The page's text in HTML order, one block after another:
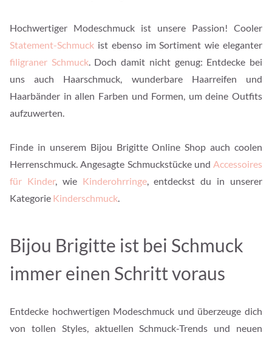
Hochwertiger Modeschmuck ist unsere Passion! Cooler
Statement-Schmuck ist ebenso im Sortiment wie eleganter
filigraner Schmuck. Doch damit nicht genug: Entdecke bei
uns auch Haarschmuck, wunderbare Haarreifen und
Haarbänder in allen Farben und Formen, um deine Outfits
aufzuwerten.
Finde in unserem Bijou Brigitte Online Shop auch coolen
Herrenschmuck. Angesagte Schmuckstücke und Accessoires
für Kinder, wie Kinderohrringe, entdeckst du in unserer
Kategorie Kinderschmuck
Bijou Brigitte ist bei Schmuck
immer einen Schritt voraus
Entdecke hochwertigen Modeschmuck und überzeuge dich
von tollen Styles, aktuellen Schmuck-Trends und neuen